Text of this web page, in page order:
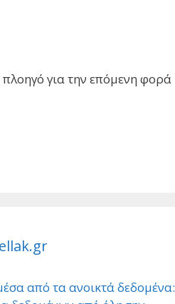
για την επόμενη φορά
από τα ανοικτά δεδομένα: